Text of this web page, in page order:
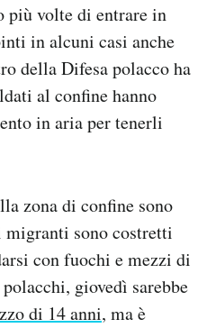
più volte di entrare in
in alcuni casi anche
della Difesa polacco ha
al confine hanno
in aria per tenerli
zona di confine sono
sono costretti
con fuochi e mezzi di
giovedì sarebbe
di 14 anni, ma è